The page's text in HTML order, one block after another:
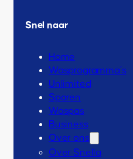
Snel naar
Home
Wasprogramma’s
Unlimited
Sparen
Waspas
Business
Over ons
Over Snella